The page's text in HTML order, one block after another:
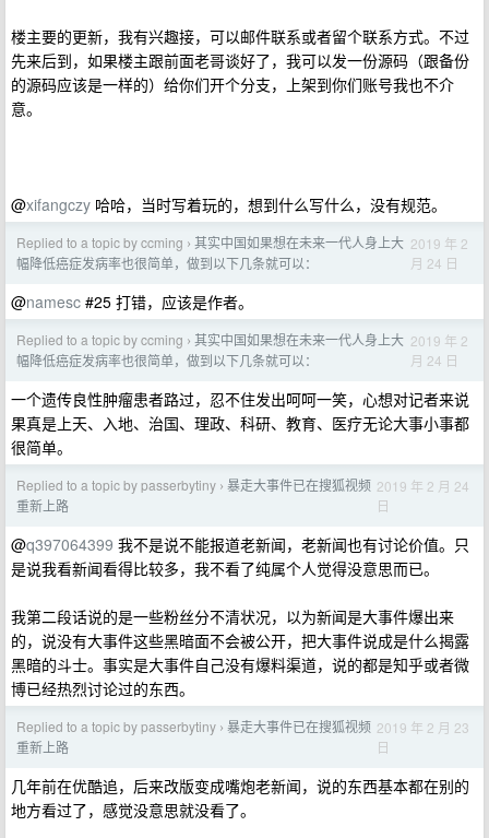
楼主要的更新，我有兴趣接，可以邮件联系或者留个联系方式。不过
先来后到，如果楼主跟前面老哥谈好了，我可以发一份源码（跟备份
的源码应该是一样的）给你们开个分支，上架到你们账号我也不介
意。
@xifangczy 哈哈，当时写着玩的，想到什么写什么，没有规范。
Replied to a topic by ccming › 其实中国如果想在未来一代人身上大
幅降低癌症发病率也很简单，做到以下几条就可以：
2019 年 2
月 24 日
@namesc #25 打错，应该是作者。
Replied to a topic by ccming › 其实中国如果想在未来一代人身上大
幅降低癌症发病率也很简单，做到以下几条就可以：
2019 年 2
月 24 日
一个遗传良性肿瘤患者路过，忍不住发出呵呵一笑，心想对记者来说
果真是上天、入地、治国、理政、科研、教育、医疗无论大事小事都
很简单。
Replied to a topic by passerbytiny › 暴走大事件已在搜狐视频
重新上路
2019 年 2 月 24
日
@q397064399 我不是说不能报道老新闻，老新闻也有讨论价值。只
是说我看新闻看得比较多，我不看了纯属个人觉得没意思而已。
我第二段话说的是一些粉丝分不清状况，以为新闻是大事件爆出来
的，说没有大事件这些黑暗面不会被公开，把大事件说成是什么揭露
黑暗的斗士。事实是大事件自己没有爆料渠道，说的都是知乎或者微
博已经热烈讨论过的东西。
Replied to a topic by passerbytiny › 暴走大事件已在搜狐视频
重新上路
2019 年 2 月 23
日
几年前在优酷追，后来改版变成嘴炮老新闻，说的东西基本都在别的
地方看过了，感觉没意思就没看了。